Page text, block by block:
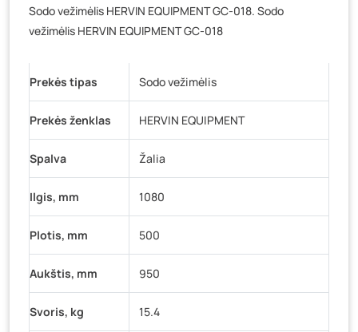
Veteranų g. 11, Visaginas - 4 vienetai
Baravykų g. 1, Druskininkai- 0 vienetų
K. Donelaičio g. 17, Rokiškis- 0 vienetų
Šaltupės g. 64, Zarasai- 0 vienetų
Sodo vežimėlis HERVIN EQUIPMENT GC-018. Sodo
vežimėlis HERVIN EQUIPMENT GC-018
Prekės tipas Sodo vežimėlis
Prekės ženklas HERVIN EQUIPMENT
Spalva Žalia
Ilgis, mm 1080
Plotis, mm 500
Aukštis, mm 950
Svoris, kg 15.4